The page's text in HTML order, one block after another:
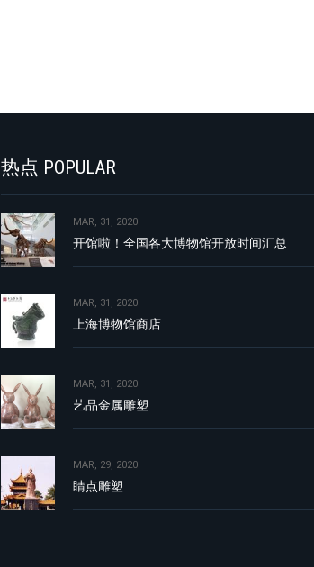
热点 POPULAR
MAR, 31, 2020
开馆啦！全国各大博物馆开放时间汇总
MAR, 31, 2020
上海博物馆商店
MAR, 31, 2020
艺品金属雕塑
MAR, 29, 2020
睛点雕塑